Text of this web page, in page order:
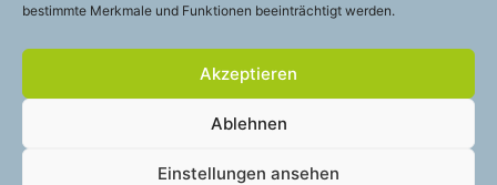
bestimmte Merkmale und Funktionen beeinträchtigt werden.
Akzeptieren
Ablehnen
Einstellungen ansehen